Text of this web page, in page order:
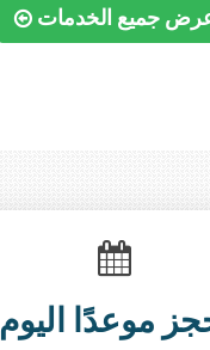
جميع الخدمات
موعدًا اليوم